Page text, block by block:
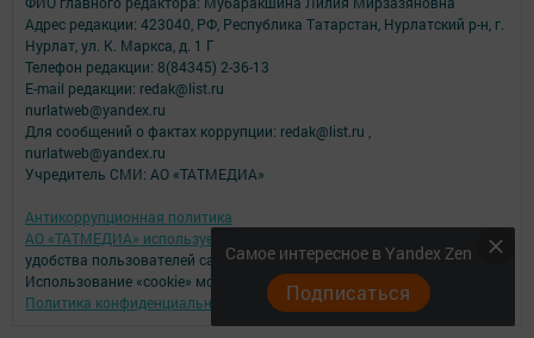
Самое интересное в Yandex Zen
Подписаться
Адрес редакции: 423040, РФ, Республика Татарстан, Нурлатский р-н, г.
Нурлат, ул. К. Маркса, д. 1 Г
Телефон редакции: 8(84345) 2-36-13
E-mail редакции: redak@list.ru
nurlatweb@yandex.ru
Для сообщений о фактах коррупции: redak@list.ru ,
nurlatweb@yandex.ru
Учредитель СМИ: АО «ТАТМЕДИА»
Антикоррупционная политика
АО «ТАТМЕДИА» использует «cookie»
для персонализации сервисов и
удобства пользователей сайтом.
Использование «cookie» можно отменить в настройках браузера.
Политика конфиденциальности